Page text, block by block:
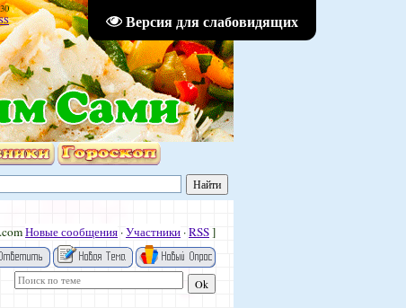
Версия для слабовидящих
Новые сообщения ·Участники ·RSS]